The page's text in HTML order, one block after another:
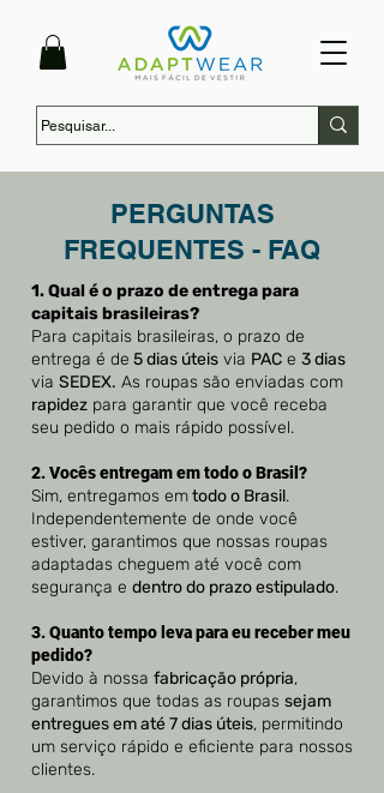
PERGUNTAS
FREQUENTES - FAQ
1. Qual é o prazo de entrega para
capitais brasileiras?
Para capitais brasileiras, o prazo de
entrega é de 5 dias úteis via PAC e 3 dias
via SEDEX. As roupas são enviadas com
rapidez para garantir que você receba
seu pedido o mais rápido possível.
2. Vocês entregam em todo o Brasil?
Sim, entregamos emtodo o Brasil.
Independentemente de onde você
estiver, garantimos que nossas roupas
adaptadas cheguem até você com
segurança e dentro do prazo estipulado.
3. Quanto tempo leva para eu receber meu
pedido?
Devido à nossa fabricação própria,
garantimos que todas as roupas sejam
entregues em até 7 dias úteis, permitindo
um serviço rápido e eficiente para nossos
clientes.